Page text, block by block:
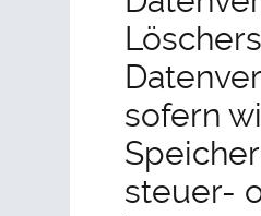
sofern
steuer-